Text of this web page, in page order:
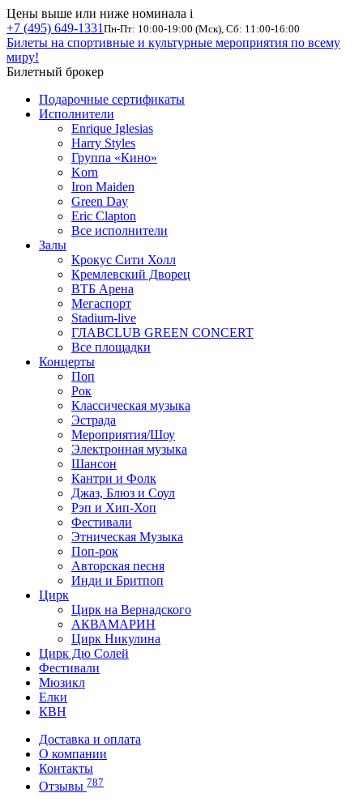
Цены выше или ниже номинала i
+7 (495) 649-1331 Пн-Пт: 10:00-19:00 (Мск), Сб: 11:00-16:00
Билеты на спортивные и культурные мероприятия по всему
миру!
Билетный брокер
Подарочные сертификаты
Исполнители
Enrique Iglesias
Harry Styles
Группа «Кино»
Korn
Iron Maiden
Green Day
Eric Clapton
Все исполнители
Залы
Крокус Сити Холл
Кремлевский Дворец
ВТБ Арена
Мегаспорт
Stadium-live
ГЛАВCLUB GREEN CONCERT
Все площадки
Концерты
Поп
Рок
Классическая музыка
Эстрада
Мероприятия/Шоу
Электронная музыка
Шансон
Кантри и Фолк
Джаз, Блюз и Соул
Рэп и Хип-Хоп
Фестивали
Этническая Музыка
Поп-рок
Авторская песня
Инди и Бритпоп
Цирк
Цирк на Вернадского
АКВАМАРИН
Цирк Никулина
Цирк Дю Солей
Фестивали
Мюзикл
Елки
КВН
Доставка и оплата
О компании
Контакты
Отзывы 787